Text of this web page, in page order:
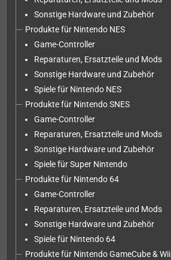
Sonstige Hardware und Zubehör
Produkte für Nintendo NES
Game-Controller
Reparaturen, Ersatzteile und Mods
Sonstige Hardware und Zubehör
Spiele für Nintendo NES
Produkte für Nintendo SNES
Game-Controller
Reparaturen, Ersatzteile und Mods
Sonstige Hardware und Zubehör
Spiele für Super Nintendo
Produkte für Nintendo 64
Game-Controller
Reparaturen, Ersatzteile und Mods
Sonstige Hardware und Zubehör
Spiele für Nintendo 64
Produkte für Nintendo GameCube & Wii